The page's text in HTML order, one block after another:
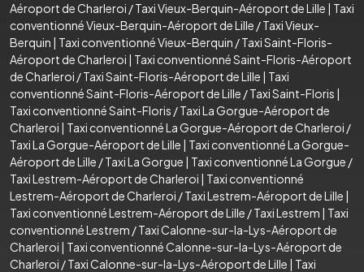
Aéroport de Charleroi /Taxi Vieux-Berquin-Aéroport de Lille
Taxi
conventionné Vieux-Berquin-Aéroport de Lille /Taxi Vieux-
Berquin
Taxi conventionné Vieux-Berquin /Taxi Saint-Floris-
Aéroport de Charleroi
Taxi conventionné Saint-Floris-Aéroport
de Charleroi /Taxi Saint-Floris-Aéroport de Lille
Taxi
conventionné Saint-Floris-Aéroport de Lille /Taxi Saint-Floris
Taxi conventionné Saint-Floris /Taxi La Gorgue-Aéroport de
Charleroi
Taxi conventionné La Gorgue-Aéroport de Charleroi /
Taxi La Gorgue-Aéroport de Lille
Taxi conventionné La Gorgue-
Aéroport de Lille /Taxi La Gorgue Taxi conventionné La Gorgue /
Taxi Lestrem-Aéroport de Charleroi
Taxi conventionné
Lestrem-Aéroport de Charleroi /Taxi Lestrem-Aéroport de Lille
Taxi conventionné Lestrem-Aéroport de Lille /Taxi Lestrem
Taxi
conventionné Lestrem /Taxi Calonne-sur-la-Lys-Aéroport de
Charleroi
Taxi conventionné Calonne-sur-la-Lys-Aéroport de
Charleroi /Taxi Calonne-sur-la-Lys-Aéroport de Lille Taxi